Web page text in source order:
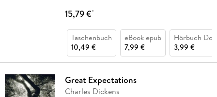
15,79 €*
Taschenbuch
10,49 €
eBook epub
7,99 €
Hörbuch
3,99 €
Great Expectations
Charles Dickens